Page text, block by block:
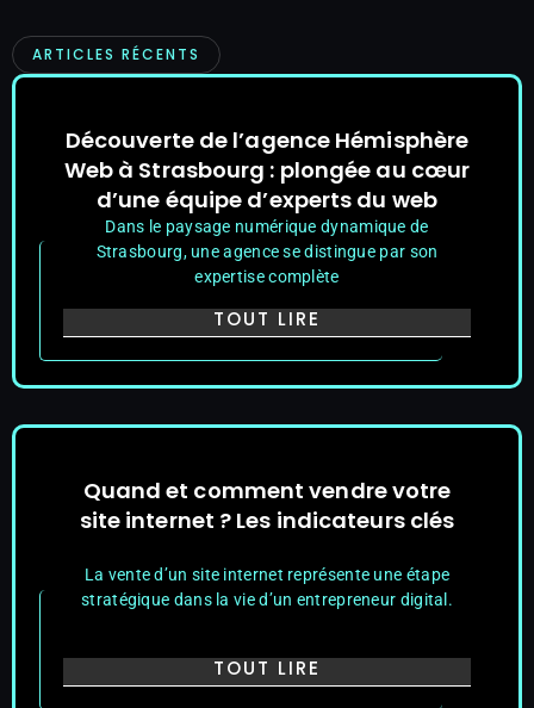
ARTICLES RÉCENTS
Découverte de l’agence Hémisphère
Web à Strasbourg : plongée au cœur
d’une équipe d’experts du web
Dans le paysage numérique dynamique de
Strasbourg, une agence se distingue par son
expertise complète
TOUT LIRE
Quand et comment vendre votre
site internet ? Les indicateurs clés
La vente d’un site internet représente une étape
stratégique dans la vie d’un entrepreneur digital.
TOUT LIRE